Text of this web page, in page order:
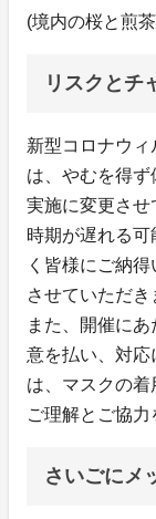
(境内の桜と煎
リスクとチ
新型コロナウ
は、やむを得
実施に変更さ
時期が遅れる
く皆様にご納
させていただき
また、開催に
意を払い、対応
は、マスクの
ご理解とご協力
さいごにメ